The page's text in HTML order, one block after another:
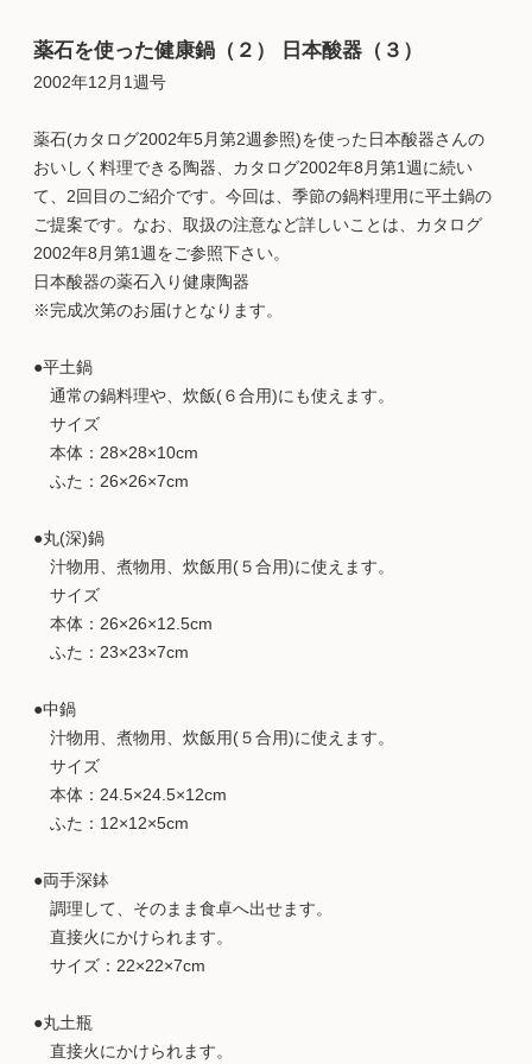
薬石を使った健康鍋（２） 日本酸器（３）
2002年12月1週号
薬石(カタログ2002年5月第2週参照)を使った日本酸器さんの
おいしく料理できる陶器、カタログ2002年8月第1週に続い
て、2回目のご紹介です。今回は、季節の鍋料理用に平土鍋の
ご提案です。なお、取扱の注意など詳しいことは、カタログ
2002年8月第1週をご参照下さい。
日本酸器の薬石入り健康陶器
※完成次第のお届けとなります。
●平土鍋
通常の鍋料理や、炊飯(６合用)にも使えます。
サイズ
本体：28×28×10cm
ふた：26×26×7cm
●丸(深)鍋
汁物用、煮物用、炊飯用(５合用)に使えます。
サイズ
本体：26×26×12.5cm
ふた：23×23×7cm
●中鍋
汁物用、煮物用、炊飯用(５合用)に使えます。
サイズ
本体：24.5×24.5×12cm
ふた：12×12×5cm
●両手深鉢
調理して、そのまま食卓へ出せます。
直接火にかけられます。
サイズ：22×22×7cm
●丸土瓶
直接火にかけられます。